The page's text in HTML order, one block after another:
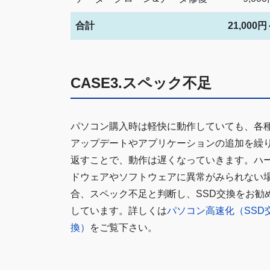
合計 21,000円
CASE3.スペック不足
パソコン購入時は軽快に動作していても、各
アップデートやアプリケーションの追加を繰り
返すことで、動作は遅くなっていきます。ハ
ドウェアやソフトウェアに異常がみられない
合、スペック不足と判断し、SSD交換をお勧
しています。詳しくはパソコン高速化（SSD
換）
をご覧下さい。